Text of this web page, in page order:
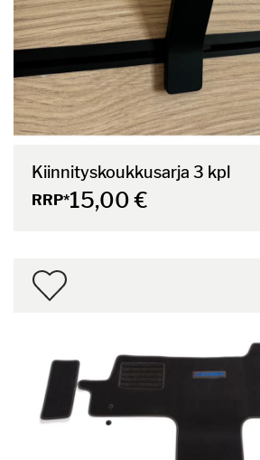
Kiinnityskoukkusarja 3 kpl
RRP*15,00 €